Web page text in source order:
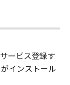
センサー
または関
な損失、
当国の政
ービス登録す
インストール